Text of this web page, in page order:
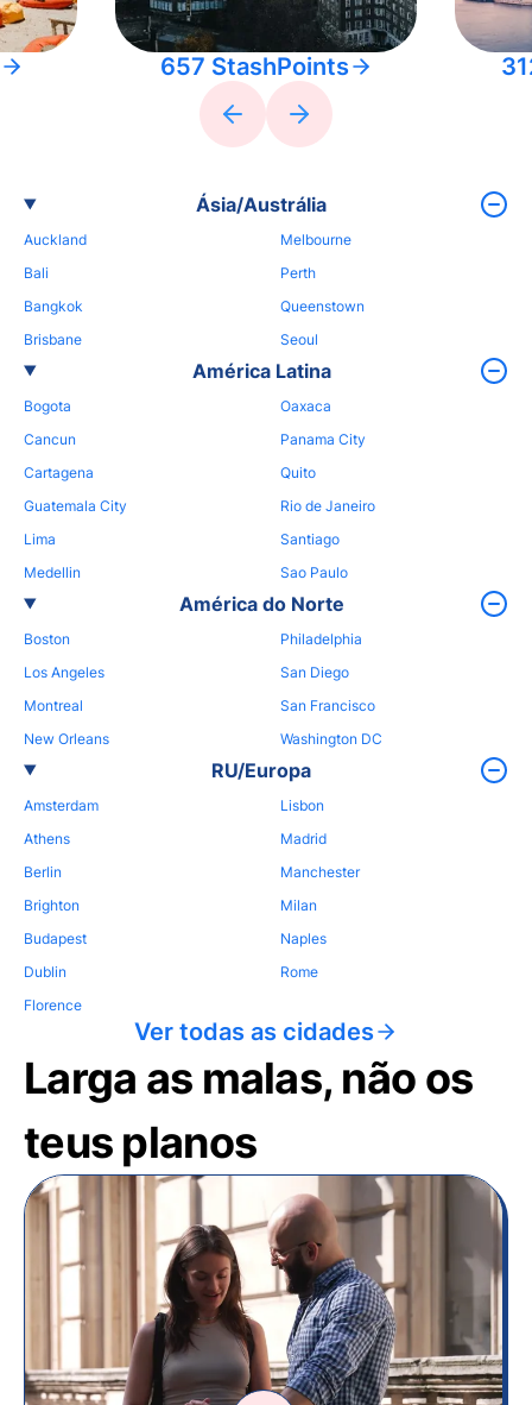
657 StashPoints
Ásia/Austrália
Auckland
Bali
Bangkok
Brisbane
Melbourne
Perth
Queenstown
Seoul
América Latina
Bogota
Cancun
Cartagena
Guatemala City
Lima
Medellin
Oaxaca
Panama City
Quito
Rio de Janeiro
Santiago
Sao Paulo
América do Norte
Boston
Los Angeles
Montreal
New Orleans
Philadelphia
San Diego
San Francisco
Washington DC
RU/Europa
Amsterdam
Athens
Berlin
Brighton
Budapest
Dublin
Florence
Lisbon
Madrid
Manchester
Milan
Naples
Rome
Ver todas as cidades
Larga as malas, não os
teus planos